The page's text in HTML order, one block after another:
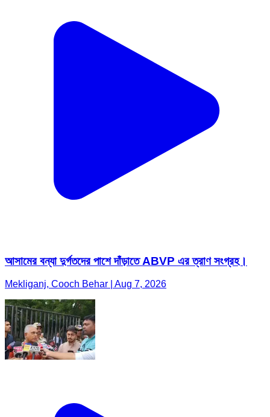
আসামের বন্যা দুর্গতদের পাশে দাঁড়াতে ABVP এর ত্রাণ সংগ্রহ।
Mekliganj, Cooch Behar | Aug 7, 2026